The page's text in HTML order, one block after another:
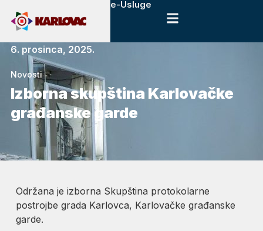
e-Usluge
6. prosinca, 2025.
Novosti
Izborna skupština Karlovačke
građanske garde
Održana je izborna Skupština protokolarne
postrojbe grada Karlovca, Karlovačke građanske
garde.